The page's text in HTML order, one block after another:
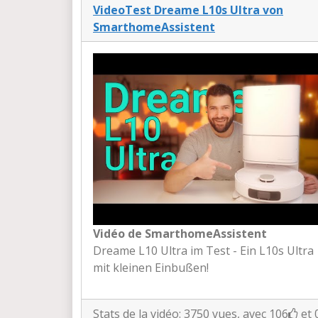
VideoTest Dreame L10s Ultra von
SmarthomeAssistent
Vidéo de SmarthomeAssistent
Dreame L10 Ultra im Test - Ein L10s Ultra
mit kleinen Einbußen!
Stats de la vidéo: 3750 vues, avec 106 et